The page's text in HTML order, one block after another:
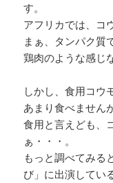
す。
アフリカでは、コ
まぁ、タンパク質
鶏肉のような感じ
しかし、食用コウ
あまり食べません
食用と言えども、
ぁ・・・。
もっと調べてみる
び」に出演してい